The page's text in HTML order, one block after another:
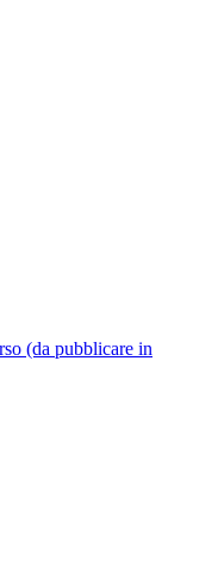
(da pubblicare in